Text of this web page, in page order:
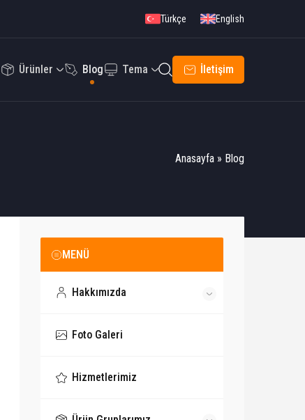
Türkçe English
Ürünler Blog Tema İletişim
Anasayfa » Blog
MENÜ
Hakkımızda
Foto Galeri
Hizmetlerimiz